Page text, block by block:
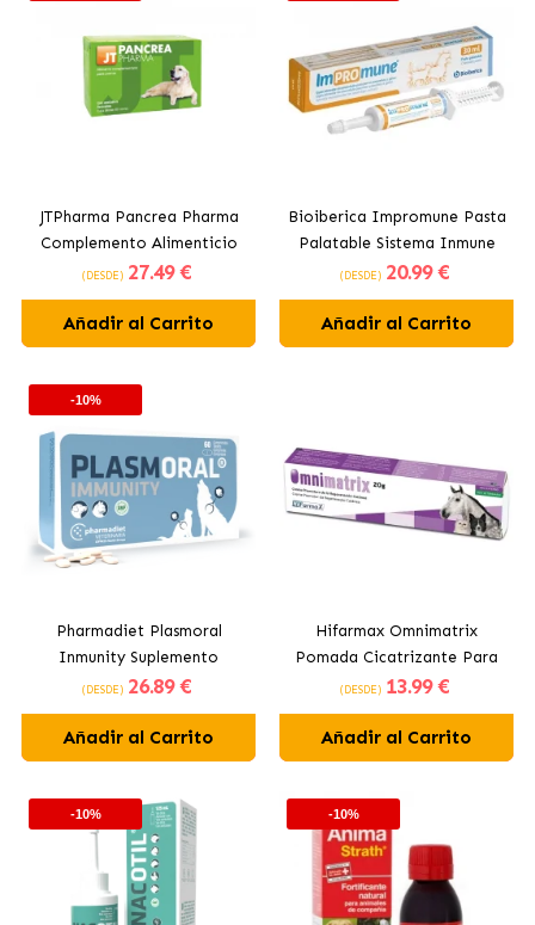
JTPharma Pancrea Pharma
Complemento Alimenticio
para Perros y Gatos en
(DESDE) 27.49 €
Añadir al Carrito
Bioiberica Impromune Pasta
Palatable Sistema Inmune
para Perros y Gatos
(DESDE) 20.99 €
Añadir al Carrito
-10%
Pharmadiet Plasmoral
Inmunity Suplemento
Alimenticio para Perros y
(DESDE) 26.89 €
Añadir al Carrito
Hifarmax Omnimatrix
Pomada Cicatrizante Para
Perros y Gatos
(DESDE) 13.99 €
Añadir al Carrito
-10% -10%